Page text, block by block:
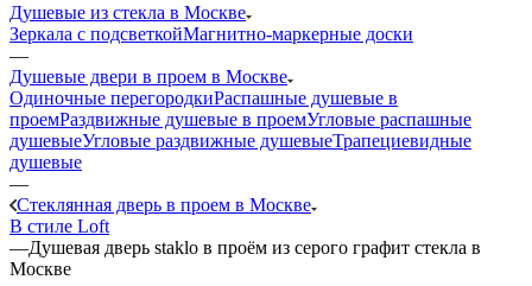
Душевые из стекла в Москве
Зеркала с подсветкойМагнитно-маркерные доски
—
Душевые двери в проем в Москве
Одиночные перегородкиРаспашные душевые в
проемРаздвижные душевые в проемУгловые распашные
душевыеУгловые раздвижные душевыеТрапециевидные
душевые
—
Стеклянная дверь в проем в Москве
В стиле Loft
—Душевая дверь staklo в проём из серого графит стекла в
Москве